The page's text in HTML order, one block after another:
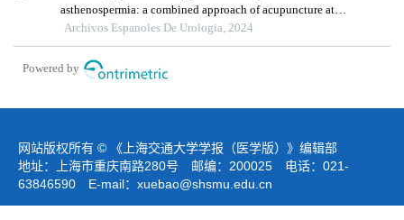
asthenospermia: a combined approach of acupuncture at
fusiguan point and tamoxifen citrate tablets
Archivos Espanoles De Urologia, 2024
Powered by
网站版权所有 © 《上海交通大学学报（医学版）》编辑部
地址：上海市重庆南路280号 邮编：200025 电话：021-
63846590 E-mail： xuebao@shsmu.edu.cn